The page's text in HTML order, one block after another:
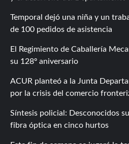
Temporal dejó una niña y un
de 100 pedidos de asistencia
El Regimiento de Caballería
su 128º aniversario
ACUR planteó a la Junta
por la crisis del comercio
Síntesis policial: Desconocidos
fibra óptica en cinco hurtos